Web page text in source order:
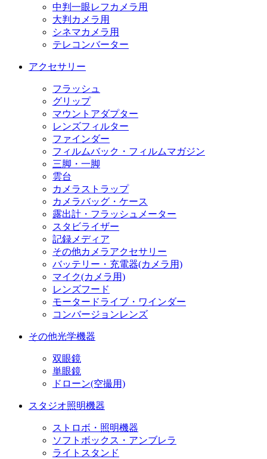
中判一眼レフカメラ用
大判カメラ用
シネマカメラ用
テレコンバーター
アクセサリー
フラッシュ
グリップ
マウントアダプター
レンズフィルター
ファインダー
フィルムバック・フィルムマガジン
三脚・一脚
雲台
カメラストラップ
カメラバッグ・ケース
露出計・フラッシュメーター
スタビライザー
記録メディア
その他カメラアクセサリー
バッテリー・充電器(カメラ用)
マイク(カメラ用)
レンズフード
モータードライブ・ワインダー
コンバージョンレンズ
その他光学機器
双眼鏡
単眼鏡
ドローン(空撮用)
スタジオ照明機器
ストロボ・照明機器
ソフトボックス・アンブレラ
ライトスタンド